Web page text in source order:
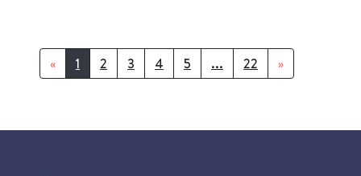
« 1 2 3 4 5 ... 22 »